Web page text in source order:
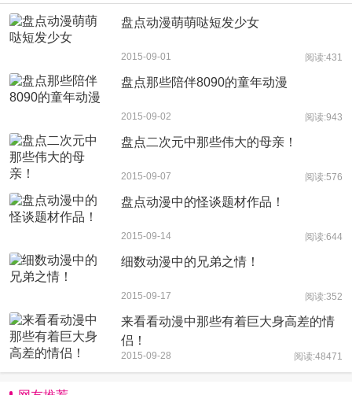
盘点动漫萌萌哒短发少女
2015-09-01 阅读:431
盘点那些陪伴8090的童年动漫
2015-09-02 阅读:943
盘点二次元中那些伟大的母亲！
2015-09-07 阅读:576
盘点动漫中的怪谈题材作品！
2015-09-14 阅读:644
细数动漫中的兄弟之情！
2015-09-17 阅读:352
来看看动漫中那些有着巨大身高差的情
侣！
2015-09-28 阅读:48471